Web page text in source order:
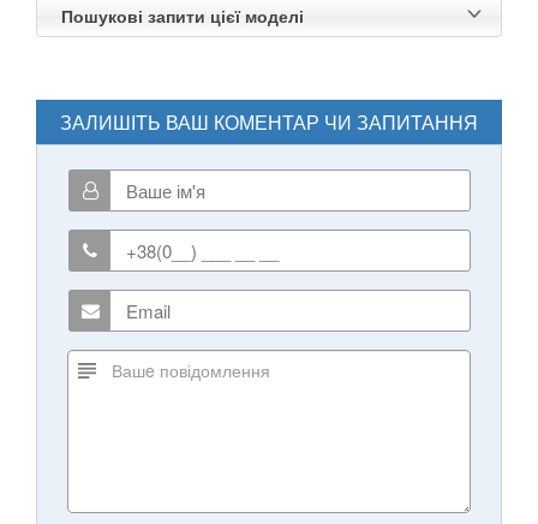
Пошукові запити цієї моделі
ЗАЛИШІТЬ ВАШ КОМЕНТАР ЧИ ЗАПИТАННЯ